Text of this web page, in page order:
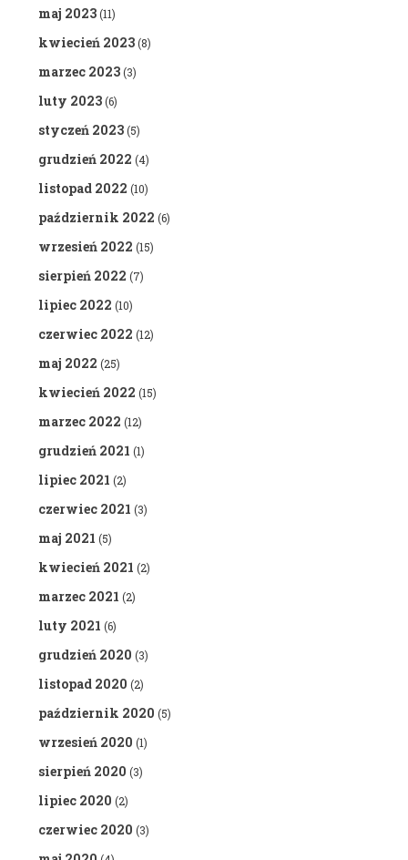
maj 2023(11)
kwiecień 2023(8)
marzec 2023(3)
luty 2023(6)
styczeń 2023(5)
grudzień 2022 (4)
listopad 2022 (10)
październik 2022 (6)
wrzesień 2022 (15)
sierpień 2022 (7)
lipiec 2022 (10)
czerwiec 2022 (12)
maj 2022 (25)
kwiecień 2022 (15)
marzec 2022 (12)
grudzień 2021 (1)
lipiec 2021 (2)
czerwiec 2021 (3)
maj 2021 (5)
kwiecień 2021 (2)
marzec 2021 (2)
luty 2021 (6)
grudzień 2020 (3)
listopad 2020 (2)
październik 2020 (5)
wrzesień 2020 (1)
sierpień 2020 (3)
lipiec 2020 (2)
czerwiec 2020 (3)